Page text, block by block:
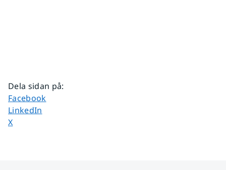
Dela sidan på:
Dela sidan på
Facebook
Dela sidan på
LinkedIn
Dela sidan på
X